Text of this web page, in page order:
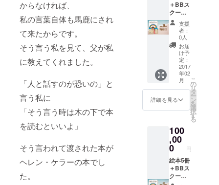
からなければ、
私の言葉自体も馬鹿にされ
て来たからです。
そう言う私を見て、父が私
に教えてくれました。
「人と話すのが恐いの」と
言う私に
「そう言う時は木の下で本
を読むといいよ」
そう言われて渡された本が
ヘレン・ケラーの本でし
た。
ボード
スクー
ルのこ
とで
す。 道
具も全
て無料
レンタ
ルで、
上総一
ノ宮駅
迄送迎
しま
ディー
ボード
の楽し
さをお
伝えし
たいと
思いま
＋BBス
クール1
回＋手
描きお
礼状
※BBス
クール
とは私
自身が
毎週月
曜日に
開催し
ている
千葉県
一宮海
1レッス
ン＝1時
間 ボ
ディー
ボード
スクー
ルのこ
支援
者：
0人
お届
け予
定：
2017
年02
月
詳細を見る
こ
の
リ
タ
ー
ン
を
選
択
す
る
100
,00
0 円
絵本5冊
＋BBス
クール1